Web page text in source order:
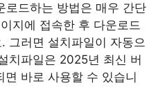
로드하는 방법은 매우 간단
지에 접속한 후 다운로드
그러면 설치파일이 자동으
치파일은 2025년 최신 버
바로 사용할 수 있습니